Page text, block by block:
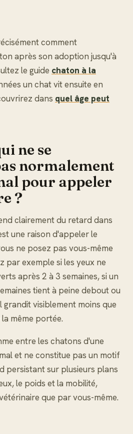
comment
après son adoption jusqu'à
le guide chaton à la
un chat vit ensuite en
dans quel âge peut
ne se
normalement
pour appeler
?
clairement du retard dans
une raison d'appeler le
ne posez pas vous-même
par exemple si les yeux ne
après 2 à 3 semaines, si un
tient à peine debout ou
grandit visiblement moins que
même portée.
entre les chatons d'une
et ne constitue pas un motif
persistant sur plusieurs plans
le poids et la mobilité,
que par vous-même.